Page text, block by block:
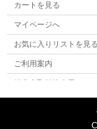
カートを見る
マイページへ
お気に入りリストを見る
ご利用案内
特定商取引法表示